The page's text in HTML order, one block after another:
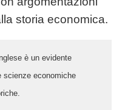
storia economica.
è un evidente
scienze economiche